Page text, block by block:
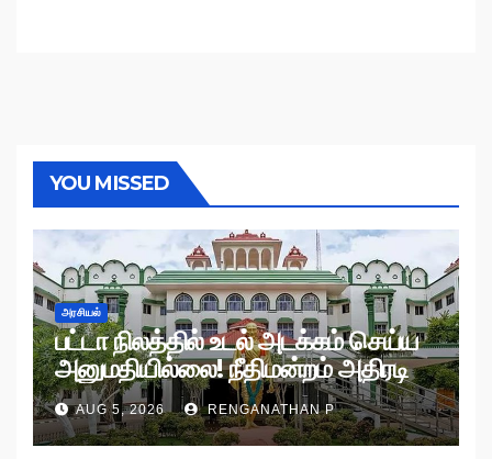
YOU MISSED
அரசியல்
பட்டா நிலத்தில் உடல் அடக்கம் செய்ய
அனுமதியில்லை! நீதிமன்றம் அதிரடி
உத்தரவு!
AUG 5, 2026 RENGANATHAN P